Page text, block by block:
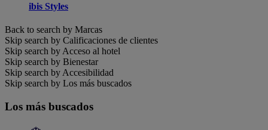
ibis Styles
Back to search by Marcas
Skip search by Calificaciones de clientes
Skip search by Acceso al hotel
Skip search by Bienestar
Skip search by Accesibilidad
Skip search by Los más buscados
Los más buscados